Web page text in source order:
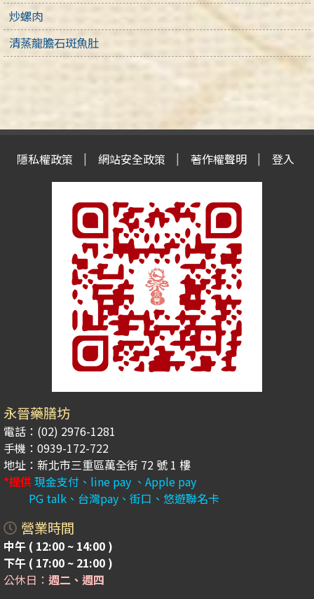
炒螺肉
清蒸龍膽石斑魚肚
隱私權政策 網站安全政策 著作權聲明 登入
永晉藥膳坊
電話：(02) 2976-1281
手機：0939-172-722
地址：新北市三重區萬全街 72 號 1 樓
*提供現金支付、line pay 、Apple pay
PG talk、台灣pay、街口、悠遊聯名卡
營業時間
中午 ( 12:00 ~ 14:00 )
下午 ( 17:00 ~ 21:00 )
公休日： 週二、週四